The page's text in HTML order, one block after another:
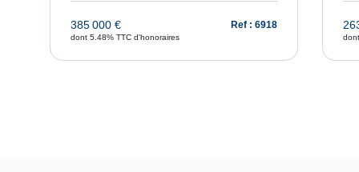
385 000 €
dont 5.48% TTC d'honoraires
Ref : 6918